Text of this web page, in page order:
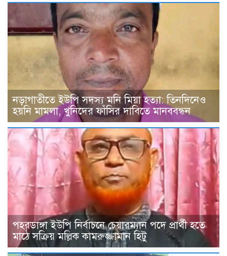
নড়াগাতীতে ইউপি সদস্য মনি মিয়া হত্যা: তিনদিনেও
হয়নি মামলা, খুনিদের ফাঁসির দাবিতে মানববন্ধন
পহরডাঙ্গা ইউপি নির্বাচনে চেয়ারম্যান পদে প্রার্থী হতে
মাঠে সক্রিয় মল্লিক কামরুজ্জামান হিটু